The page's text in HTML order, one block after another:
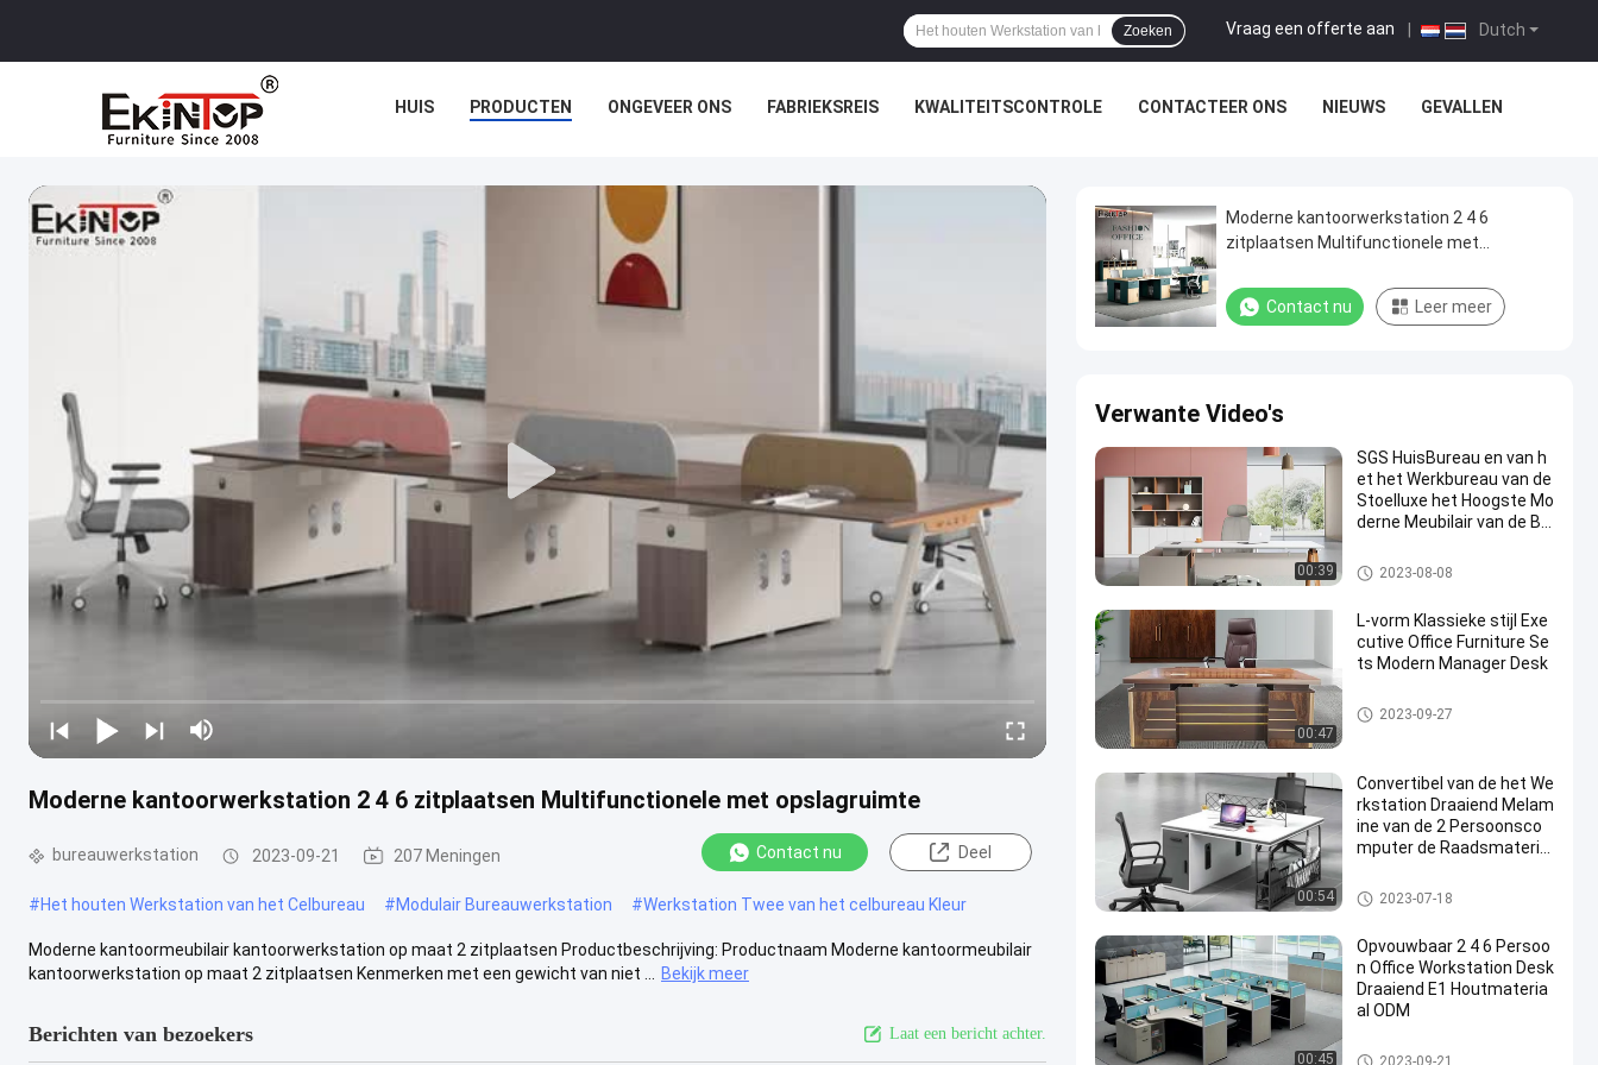
Dutch
Vraag een offerte aan
Zoeken
HUIS PRODUCTEN ONGEVEER ONS FABRIEKSREIS KWALITEITSCONTROLE CONTACTEER ONS NIEUWS GEVALLEN
Moderne kantoorwerkstation 2 4 6 zitplaatsen Multifunctionele met opslagruimte
bureauwerkstation 2023-09-21 207 Meningen Contact nu Deel
#Het houten Werkstation van het Celbureau #Modulair Bureauwerkstation #Werkstation Twee van het celbureau Kleur
Moderne kantoormeubilair kantoorwerkstation op maat 2 zitplaatsen Productbeschrijving: Productnaam Moderne kantoormeubilair
kantoorwerkstation op maat 2 zitplaatsen Kenmerken met een gewicht van niet ...
Bekijk meer
Berichten van bezoekers Laat een bericht achter.
Moderne kantoorwerkstation 2 4 6
zitplaatsen Multifunctionele met
Contact nu Leer meer
Verwante Video's
00:39
SGS HuisBureau en van h
et het Werkbureau van de
Stoelluxe het Hoogste Mo
derne Meubilair van de Bu
commercieel bureau
2023-08-08
00:47
L-vorm Klassieke stijl Exe
cutive Office Furniture Se
ts Modern Manager Desk
commercieel bureau
2023-09-27
00:54
Convertibel van de het We
rkstation Draaiend Melam
ine van de 2 Persoonsco
mputer de Raadsmateria
bureauwerkstation
2023-07-18
00:45
Opvouwbaar 2 4 6 Persoo
n Office Workstation Desk
Draaiend E1 Houtmateria
al ODM
bureauwerkstation
2023-09-21